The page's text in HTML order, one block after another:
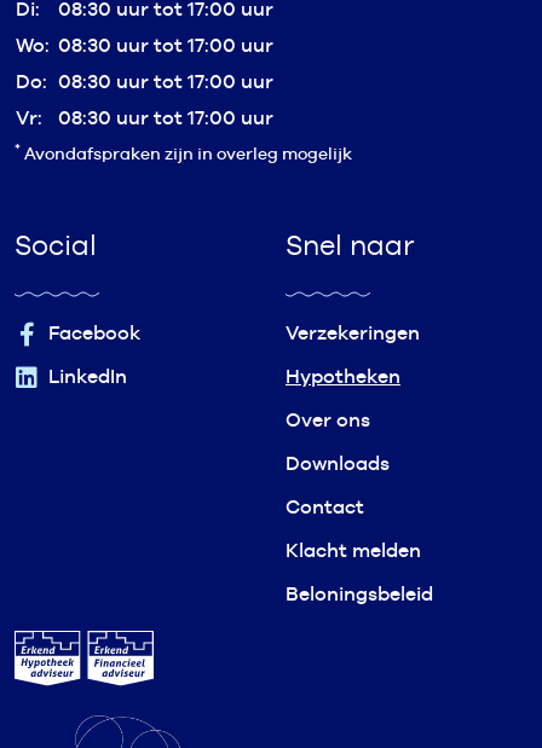
Di:
08:30 uur tot 17:00 uur
Wo: 08:30 uur tot 17:00 uur
Do: 08:30 uur tot 17:00 uur
Vr:
08:30 uur tot 17:00 uur
* Avondafspraken zijn in overleg mogelijk
Social
Facebook
LinkedIn
Snel naar
Verzekeringen
Hypotheken
Over ons
Downloads
Contact
Klacht melden
Beloningsbeleid